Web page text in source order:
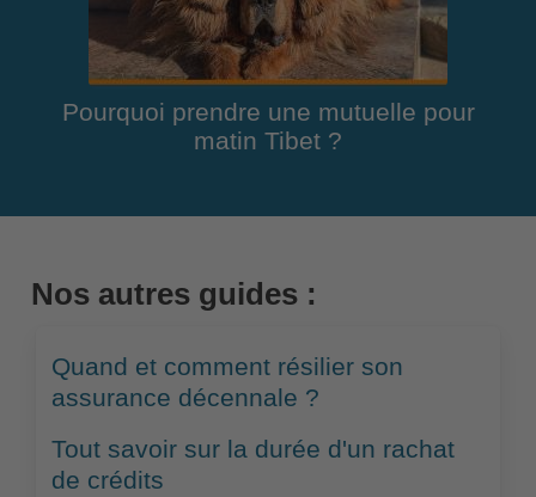
Pourquoi prendre une mutuelle pour
matin Tibet ?
Nos autres guides :
Quand et comment résilier son
assurance décennale ?
Tout savoir sur la durée d'un rachat
de crédits